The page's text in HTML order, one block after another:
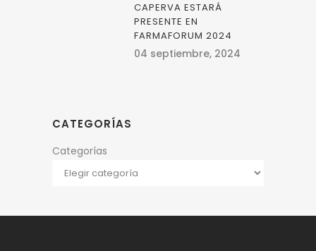
CAPERVA ESTARÁ
PRESENTE EN
FARMAFORUM 2024
04 septiembre, 2024
CATEGORÍAS
Categorías